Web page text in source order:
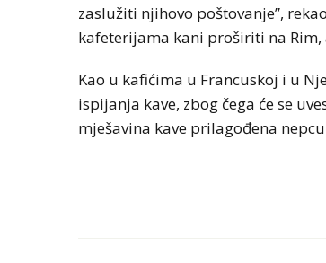
zaslužiti njihovo poštovanje”,
kafeterijama kani proširiti na
Kao u kafićima u Francuskoj i u
ispijanja kave, zbog čega će se
mješavina kave prilagođena